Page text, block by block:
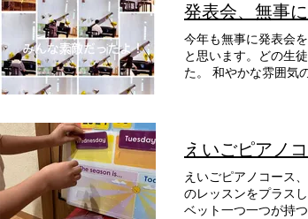
発表会、無事に
今年も無事に発表会を開催することができま
と思います。どの生
た。 和やかな雰囲気の中演奏が進み、集合写真も撮り終えてご挨拶を終えた瞬間、保護者の皆様から拍手が起
えいごピアノ
えいごピアノコース
のレッスンをプラス
ベット一つ一つが持